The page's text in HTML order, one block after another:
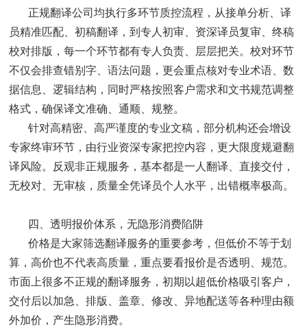
正规翻译公司均执行多环节质控流程，从接单分析、译
员精准匹配、初稿翻译，到专人初审、资深译员复审、终稿
校对排版，每一个环节都有专人负责、层层把关。校对环节
不仅会排查错别字、语法问题，更会重点核对专业术语、数
据信息、逻辑结构，同时严格按照客户需求和文书规范调整
格式，确保译文准确、通顺、规整。
针对高精密、高严谨度的专业文稿，部分机构还会增设
专家终审环节，由行业资深专家把控内容，更大限度规避翻
译风险。反观非正规服务，基本都是一人翻译、直接交付，
无校对、无审核，质量全凭译员个人水平，出错概率极高。
四、透明报价体系，无隐形消费陷阱
价格是大家筛选翻译服务的重要参考，但低价不等于划
算，高价也不代表高质量，重点要看报价是否透明、规范。
市面上很多不正规的翻译服务，初期以超低价格吸引客户，
交付后以加急、排版、盖章、修改、异地配送等各种理由额
外加价，产生隐形消费。